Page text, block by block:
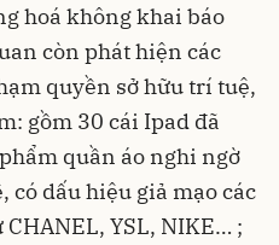
hoá không khai báo
còn phát hiện các
quyền sở hữu trí tuệ,
gồm 30 cái Ipad đã
quần áo nghi ngờ
có dấu hiệu giả mạo các
YSL, NIKE… ;